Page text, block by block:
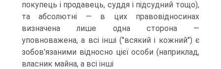
покупець і продавець, суддя і підсудний тощо),
та абсолютні — в цих правовідносинах
визначена лише одна сторона —
уповноважена, а всі інші ("всякий і кожний") є
зобов'язаними відносно цієї особи (наприклад,
власник майна, а всі інші